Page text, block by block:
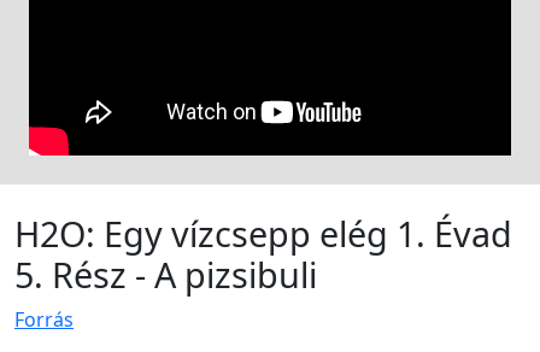
H2O: Egy vízcsepp elég 1. Évad
5. Rész - A pizsibuli
Forrás